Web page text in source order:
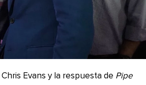
Evans y la respuesta de Pipe